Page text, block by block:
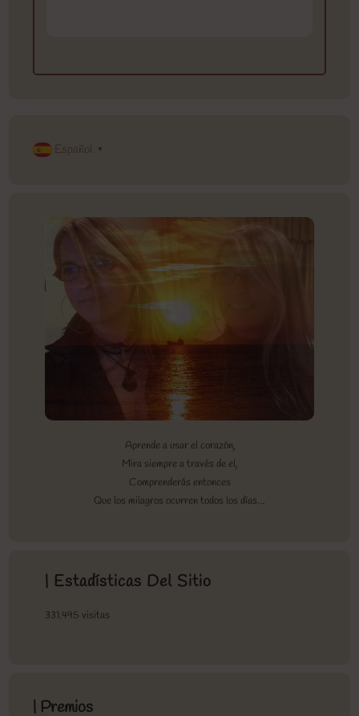
Español ▼
Aprende a usar el corazón,
Mira siempre a través de el,
Comprenderás entonces
Que los milagros ocurren todos los días…
| Estadísticas Del Sitio
331.495 visitas
| Premios